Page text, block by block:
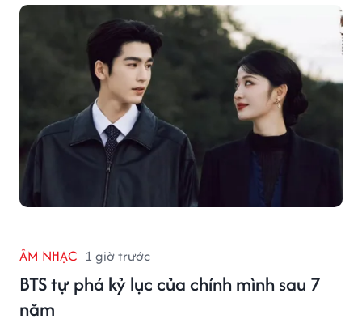
ÂM NHẠC 1 giờ trước
BTS tự phá kỷ lục của chính mình sau 7
năm